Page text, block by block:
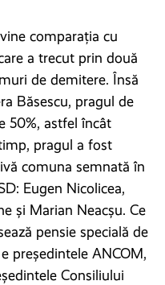
comparația cu
a trecut prin două
de demitere. Însă
Băsescu, pragul de
50%, astfel încât
pragul a fost
comuna semnată în
Eugen Nicolicea,
și Marian Neacșu. Ce
pensie specială de
președintele ANCOM,
Consiliului